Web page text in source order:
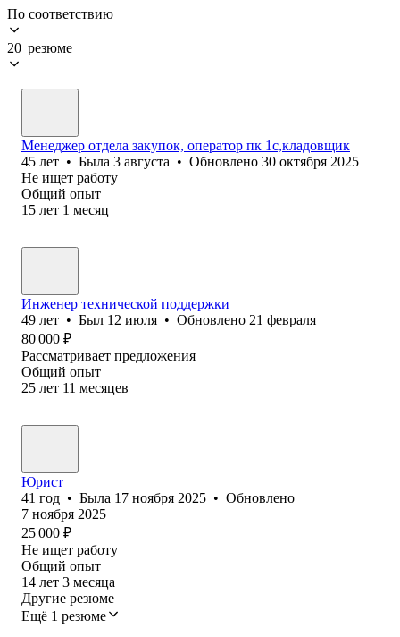
По соответствию
20 резюме
Менеджер отдела закупок, оператор пк 1с,кладовщик
45 лет • Была 3 августа • Обновлено 30 октября 2025
Не ищет работу
Общий опыт
15 лет 1 месяц
Инженер технической поддержки
49 лет • Был 12 июля • Обновлено 21 февраля
80 000 ₽
Рассматривает предложения
Общий опыт
25 лет 11 месяцев
Юрист
41 год • Была 17 ноября 2025 • Обновлено
7 ноября 2025
25 000 ₽
Не ищет работу
Общий опыт
14 лет 3 месяца
Другие резюме
Ещё 1 резюме